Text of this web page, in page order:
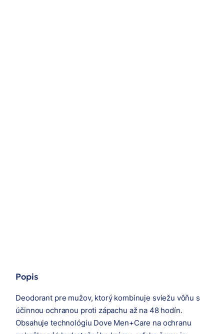
Popis
Deodorant pre mužov, ktorý kombinuje sviežu vôňu s
účinnou ochranou proti zápachu až na 48 hodín.
Obsahuje technológiu Dove Men+Care na ochranu